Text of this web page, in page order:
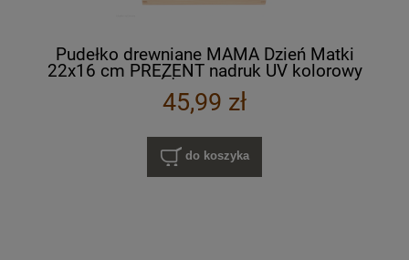
Pudełko drewniane MAMA Dzień Matki
22x16 cm PREZENT nadruk UV kolorowy
RÓŻNE WZORY
45,99 zł
do koszyka